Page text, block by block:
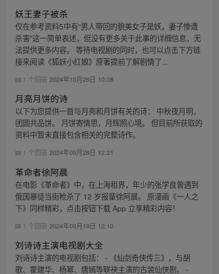
妖王妻子被杀
仅在参考资料5中有“男人带回的貌美女子是妖，妻子惨遭
杀害”这一简单表述，但没有更多关于此事的详细信息，无
法提供更多内容。 等待电视剧的同时，也可以点击下方链
接来阅读《狐妖小红娘》原著提前了解剧情了...
1 个回答 2024年10月26日 10:08
月亮月饼的诗
以下为您提供一首与月亮和月饼有关的诗： 中秋夜月明，
团圆共品饼。 月饼寄情思，月辉照心境。 但目前所获取的
资料中暂未直接包含相关的完整诗作。
1 个回答 2024年09月28日 12:21
革命者徐阿晨
在电影《革命者》中，在上海租界，年少的张学良曾遇到
俄国暴徒当街枪杀了 12 岁报童徐阿晨。 原漫画《一人之
下》同样精彩，点击按钮下载 App 立享精彩内容！
1 个回答 2024年09月19日 12:10
刘诗诗主演电视剧大全
刘诗诗主演的电视剧包括： - 《仙剑奇侠传三》，与胡
歌、霍建华、杨幂、唐嫣等联袂主演的古装仙侠剧。 -